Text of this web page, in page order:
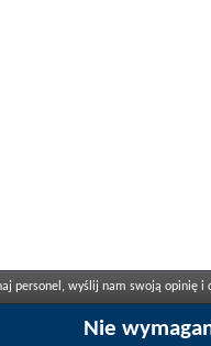
personel, wyślij nam swoją opinię
Nie